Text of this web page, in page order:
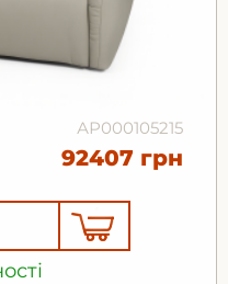
АР000105215
92407 грн